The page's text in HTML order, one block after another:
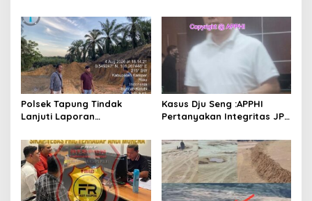
Indonesia
Polsek Tapung Tindak
Lanjuti Laporan
Penambangan Ilegal di
Desa Bencah Kelubi
Kasus Dju Seng :APPHI
Pertanyakan Integritas JPU
“Main Mata” Kroni Eks-
Jampidsus